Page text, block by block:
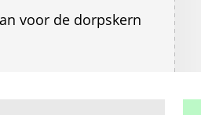
voor de dorpskern